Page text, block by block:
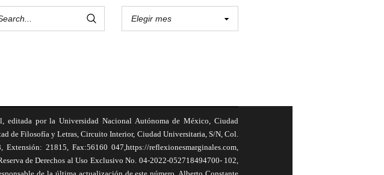
editada por la Universidad Nacional Autónoma de México, Ciudad
de Filosofía y Letras, Circuito Interior, Ciudad Universitaria, S/N, Col.
21815, Fax:56160 047,https://reflexionesmarginales.com,
de Derechos al Uso Exclusivo No. 04-2022-052718494700- 102,